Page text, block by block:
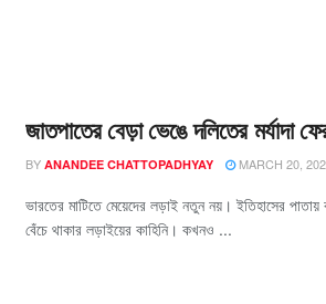
জাতপাতের বেড়া ভেঙে দলিতের মর্যাদা
BY ANANDEE CHATTOPADHYAY MARCH 20,
ভারতের মাটিতে মেয়েদের লড়াই নতুন নয়। ইতিহাসের
বেঁচে থাকার লড়াইয়ের কাহিনি। কখনও ...